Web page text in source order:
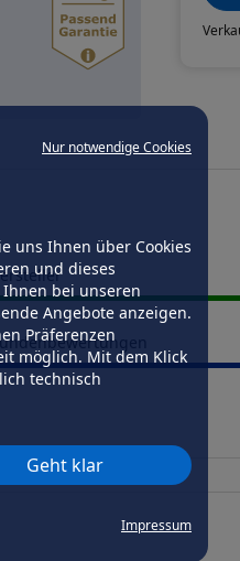
Nur notwendige Cookies
uns Ihnen über Cookies
und dieses
bei unseren
Angebote anzeigen.
Präferenzen
möglich. Mit dem Klick
technisch
Geht klar
Impressum